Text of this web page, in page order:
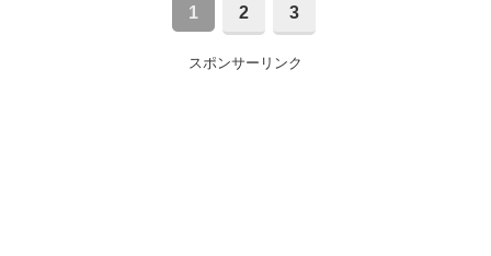
1 2 3
スポンサーリンク